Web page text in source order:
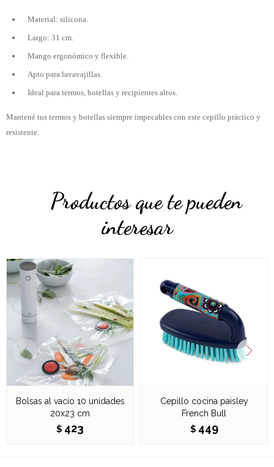
Material: silicona.
Largo: 31 cm.
Mango ergonómico y flexible.
Apto para lavavajillas.
Ideal para termos, botellas y recipientes altos.
Mantené tus termos y botellas siempre impecables con este cepillo práctico y
resistente.
Productos que te pueden
interesar
Bolsas al vacío 10 unidades
20x23 cm
$ 423
Cepillo cocina paisley
French Bull
$ 449